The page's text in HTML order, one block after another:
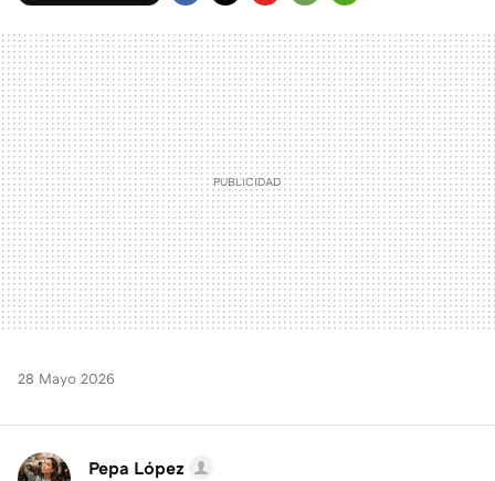
MAIL
28 Mayo 2026
Pepa López